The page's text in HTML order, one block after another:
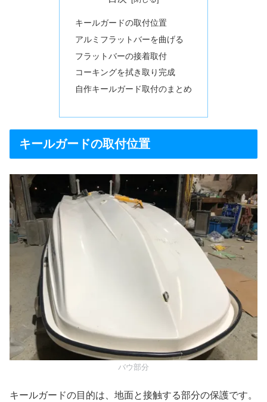
キールガードの取付位置
アルミフラットバーを曲げる
フラットバーの接着取付
コーキングを拭き取り完成
自作キールガード取付のまとめ
キールガードの取付位置
バウ部分
キールガードの目的は、地面と接触する部分の保護です。